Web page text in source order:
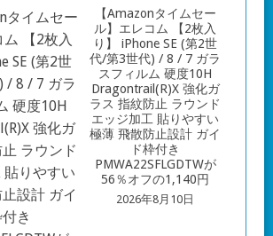
【Amazonタイムセー
ル】エレコム 【2枚入
り】 iPhone SE (第2世
代/第3世代) / 8 / 7 ガラ
スフィルム 硬度10H
Dragontrail(R)X 強化ガ
ラス 指紋防止 ラウンド
エッジ加工 貼りやすい
極薄 飛散防止設計 ガイ
ド枠付き
PMWA22SFLGDTWが
56％オフの1,140円
2026年8月10日